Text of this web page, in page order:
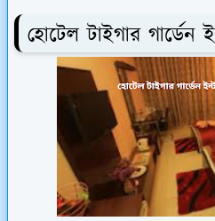
হোটেল টাইগার গার্ডেন